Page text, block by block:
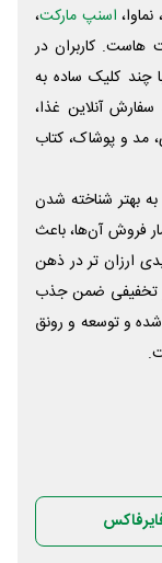
، نماوا، اسنپ مارکت،
‌هاست. کاربران در
چند کلیک ساده به
آنلاین غذا،
مد و پوشاک، کتاب
به بهتر شناخته شدن
فروش آن‌ها، باعث
ارزان تر در ذهن
تخفیفی ضمن جذب
و توسعه و رونق